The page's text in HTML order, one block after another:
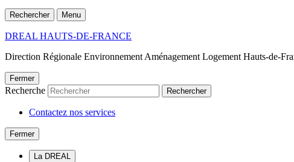
Rechercher Menu
DREAL HAUTS-DE-FRANCE
Direction Régionale Environnement Aménagement Logement Hauts-de-
Fermer
Recherche Rechercher
Contactez nos services
Fermer
La DREAL